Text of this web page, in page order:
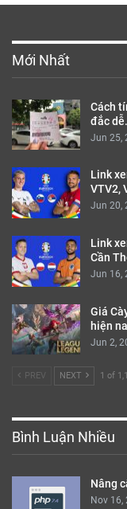
Mới Nhất
Cách
đắc
Jun 25,
Link
VTV2,
Jun 20,
Link
Cần
Jun 16,
Giá
hiện
Jun 2,
PREV NEXT 1 of
Bình Luận Nhiều
Nâng
Nov 16,